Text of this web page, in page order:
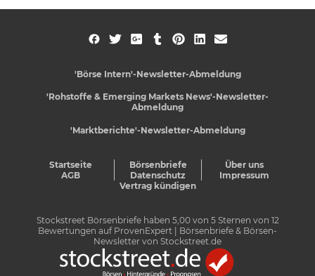
'Börse Intern'-Newsletter-Abmeldung
'Rohstoffe & Emerging Markets News'-Newsletter-
Abmeldung
'Marktberichte'-Newsletter-Abmeldung
Startseite Börsenbriefe
Über uns
AGB
Datenschutz
Impressum
Vertrag kündigen
Stockstreet Börsenbriefe haben 5,00von 5Sternen von 12
Bewertungen auf ProvenExpert
| Börsenbriefe & Börsen-
Newsletter von Stockstreet.de